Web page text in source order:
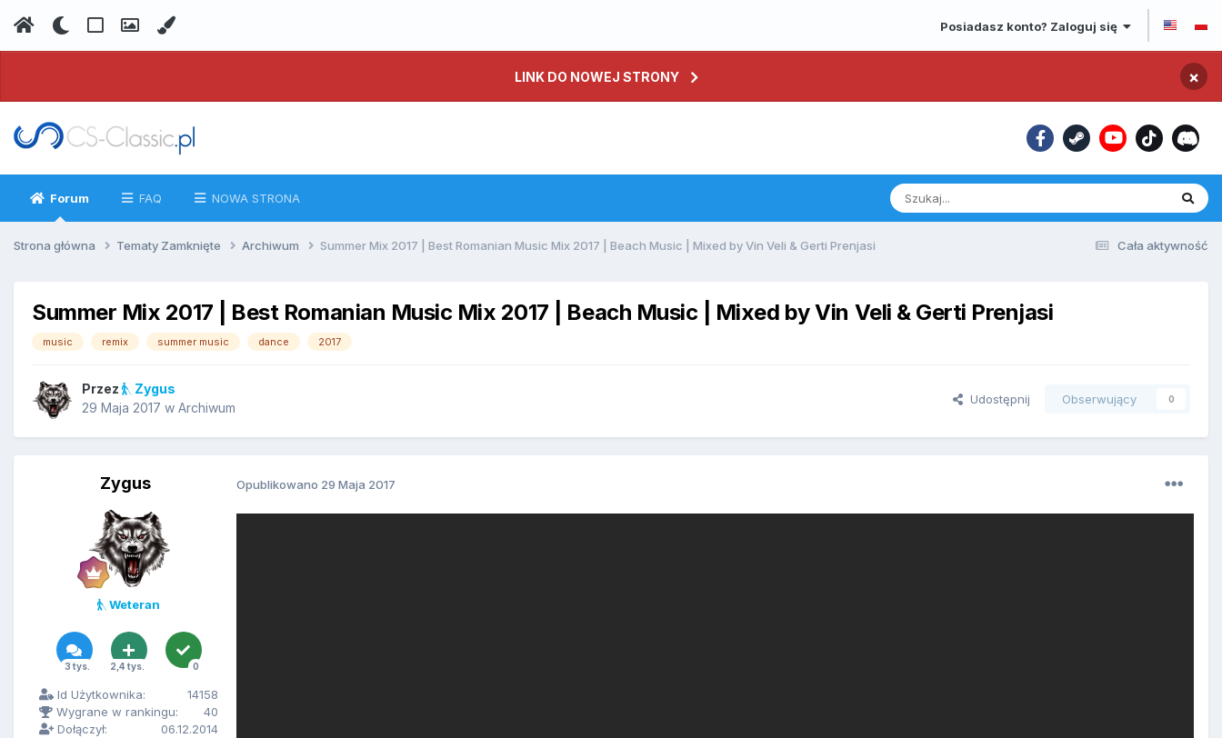
Posiadasz konto? Zaloguj się
LINK DO NOWEJ STRONY ×
Forum FAQ NOWA STRONA
Cała aktywność
Strona główna Tematy Zamknięte Archiwum Summer Mix 2017 | Best Romanian Music Mix 2017 | Beach Music | Mixed by Vin Veli & Gerti Prenjasi
Summer Mix 2017 | Best Romanian Music Mix 2017 | Beach Music | Mixed by Vin Veli & Gerti Prenjasi
music remix summer music dance 2017
Przez
Zygus
29 Maja 2017 w Archiwum
Udostępnij Obserwujący 0
Zygus
Weteran
3 tys. 2,4 tys. 0
Id Użytkownika:
14158
Wygrane w rankingu:
40
Dołączył:
06.12.2014
Opublikowano 29 Maja 2017